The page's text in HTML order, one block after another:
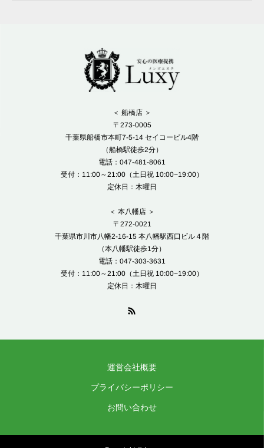
＜ 船橋店 ＞
〒273-0005
千葉県船橋市本町7-5-14 セイコービル4階
（船橋駅徒歩2分）
電話：047-481-8061
受付：11:00～21:00（土日祝 10:00~19:00）
定休日：木曜日
＜ 本八幡店 ＞
〒272-0021
千葉県市川市八幡2-16-15 本八幡駅西口ビル４階
（本八幡駅徒歩1分）
電話：047-303-3631
受付：11:00～21:00（土日祝 10:00~19:00）
定休日：木曜日
運営会社概要
プライバシーポリシー
お問い合わせ